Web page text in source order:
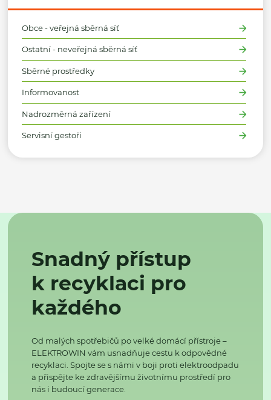
Obce - veřejná sběrná síť
Ostatní - neveřejná sběrná síť
Sběrné prostředky
Informovanost
Nadrozměrná zařízení
Servisní gestoři
Snadný přístup
k recyklaci pro
každého
Od malých spotřebičů po velké domácí přístroje –
ELEKTROWIN vám usnadňuje cestu k odpovědné
recyklaci. Spojte se s námi v boji proti elektroodpadu
a přispějte ke zdravějšímu životnímu prostředí pro
nás i budoucí generace.